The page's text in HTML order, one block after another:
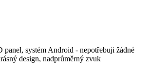
systém Android - nepotřebuji žádné
design, nadprůměrný zvuk